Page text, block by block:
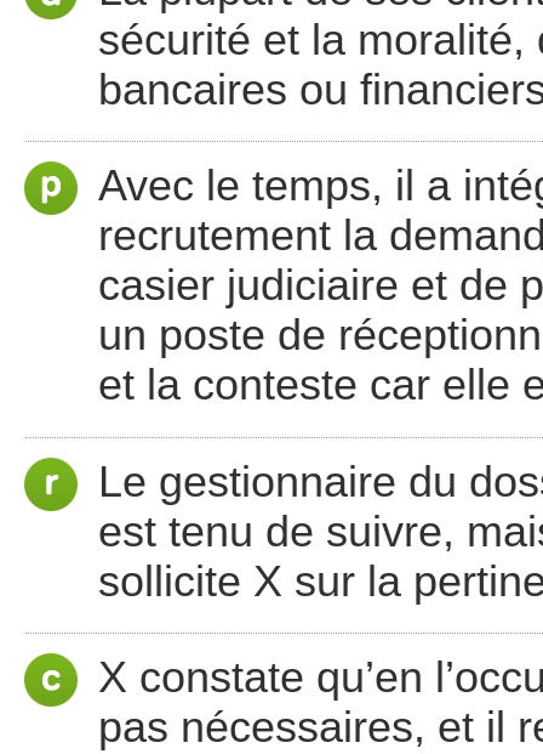
sécurité et la moralité,
bancaires ou
Avec le temps, il a
recrutement la
casier judiciaire et de
un poste de
et la conteste car elle
Le gestionnaire du
est tenu de suivre,
sollicite X sur la
X constate qu’en
pas nécessaires, et il